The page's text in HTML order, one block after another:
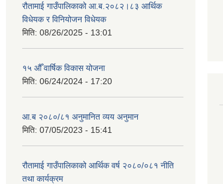
रौतामाई गाउँपालिकाको आ.ब.२०८२।८३ आर्थिक
विधेयक र विनियोजन विधेयक
मिति: 08/26/2025 - 13:01
१५ औँ वार्षिक विकास योजना
मिति: 06/24/2024 - 17:20
आ.ब २०८०/८१ अनुमानित व्यय अनुमान
मिति: 07/05/2023 - 15:41
रौतामाई गाउँपालिकाको आर्थिक वर्ष २०८०/०८१ नीति
तथा कार्यक्रम